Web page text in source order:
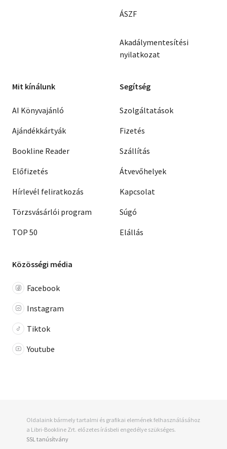
ÁSZF
Akadálymentesítési
nyilatkozat
Mit kínálunk
AI Könyvajánló
Ajándékkártyák
Bookline Reader
Előfizetés
Hírlevél feliratkozás
Törzsvásárlói program
TOP 50
Segítség
Szolgáltatások
Fizetés
Szállítás
Átvevőhelyek
Kapcsolat
Súgó
Elállás
Közösségi média
Facebook
Instagram
Tiktok
Youtube
Oldalaink bármely tartalmi és grafikai elemének felhasználásához
a Libri-Bookline Zrt. előzetes írásbeli engedélye szükséges.
SSL tanúsítvány